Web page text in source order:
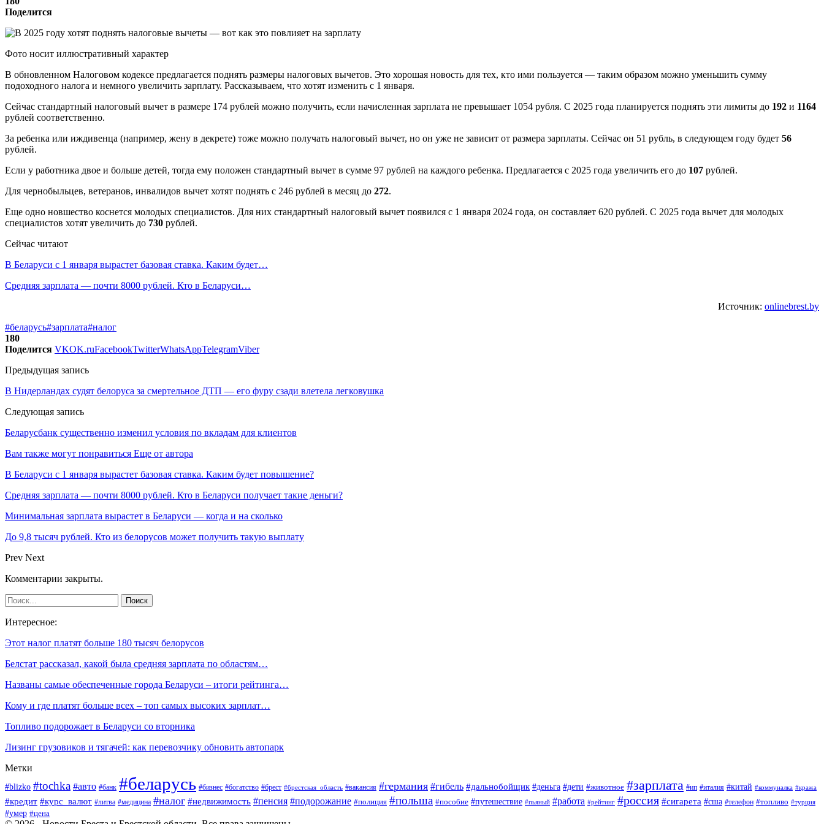
Поделится
Фото носит иллюстративный характер
В обновленном Налоговом кодексе предлагается поднять размеры налоговых вычетов. Это хорошая новость для тех, кто ими пользуется — таким образом можно уменьшить сумму
подоходного налога и немного увеличить зарплату. Рассказываем, что хотят изменить с 1 января.
Сейчас стандартный налоговый вычет в размере 174 рублей можно получить, если начисленная зарплата не превышает 1054 рубля. С 2025 года планируется поднять эти лимиты до 192 и 1164
рублей соответственно.
За ребенка или иждивенца (например, жену в декрете) тоже можно получать налоговый вычет, но он уже не зависит от размера зарплаты. Сейчас он 51 рубль, в следующем году будет 56
рублей.
Если у работника двое и больше детей, тогда ему положен стандартный вычет в сумме 97 рублей на каждого ребенка. Предлагается с 2025 года увеличить его до 107 рублей.
Для чернобыльцев, ветеранов, инвалидов вычет хотят поднять с 246 рублей в месяц до 272.
Еще одно новшество коснется молодых специалистов. Для них стандартный налоговый вычет появился с 1 января 2024 года, он составляет 620 рублей. С 2025 года вычет для молодых
специалистов хотят увеличить до 730 рублей.
Сейчас читают
В Беларуси с 1 января вырастет базовая ставка. Каким будет…
Средняя зарплата — почти 8000 рублей. Кто в Беларуси…
Источник: onlinebrest.by
#беларусь#зарплата#налог
180
Поделится VKOK.ruFacebookTwitterWhatsAppTelegramViber
Предыдущая запись
В Нидерландах судят белоруса за смертельное ДТП — его фуру сзади влетела легковушка
Следующая запись
Беларусбанк существенно изменил условия по вкладам для клиентов
Вам также могут понравиться Еще от автора
В Беларуси с 1 января вырастет базовая ставка. Каким будет повышение?
Средняя зарплата — почти 8000 рублей. Кто в Беларуси получает такие деньги?
Минимальная зарплата вырастет в Беларуси — когда и на сколько
До 9,8 тысяч рублей. Кто из белорусов может получить такую выплату
Prev Next
Комментарии закрыты.
Интересное:
Этот налог платят больше 180 тысяч белорусов
Белстат рассказал, какой была средняя зарплата по областям…
Названы самые обеспеченные города Беларуси – итоги рейтинга…
Кому и где платят больше всех – топ самых высоких зарплат…
Топливо подорожает в Беларуси со вторника
Лизинг грузовиков и тягачей: как перевозчику обновить автопарк
Метки
#blizko #tochka #авто #банк #беларусь #бизнес #богатство #брест #брестская_область #вакансия #германия #гибель #дальнобойщик #деньга #дети #животное #зарплата #ип #италия #китай #коммуналка #кража
#кредит #курс_валют #литва #медицина #налог #недвижимость #пенсия #подорожание #полиция #польша #пособие #путешествие #пьяный #работа #рейтинг #россия #сигарета #сша #телефон #топливо #турция
#умер #цена